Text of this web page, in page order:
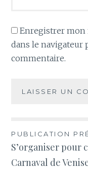
Enregistrer mon
dans le navigateur
commentaire.
Navigation
de
PUBLICATION
S’organiser pour
Carnaval de